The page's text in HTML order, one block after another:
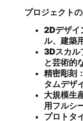
プロジェクトの
2Dデザイ
ル、建築
3Dスカル
と芸術的
精密彫刻：
タムデザ
大規模生
用フルシ
プロトタ